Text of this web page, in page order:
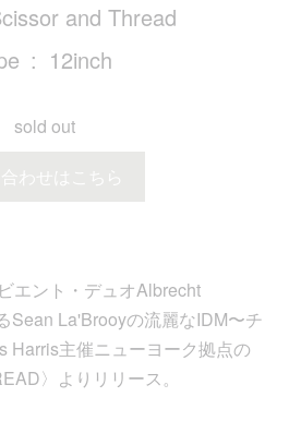
and Thread
12inch
sold out
合わせはこちら
エント・デュオAlbrecht
Sean La'Brooyの流麗なIDM〜チ
Harris主催ニューヨーク拠点の
〉よりリリース。